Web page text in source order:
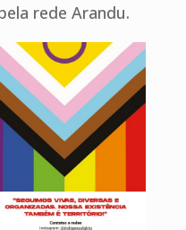
rede Arandu.